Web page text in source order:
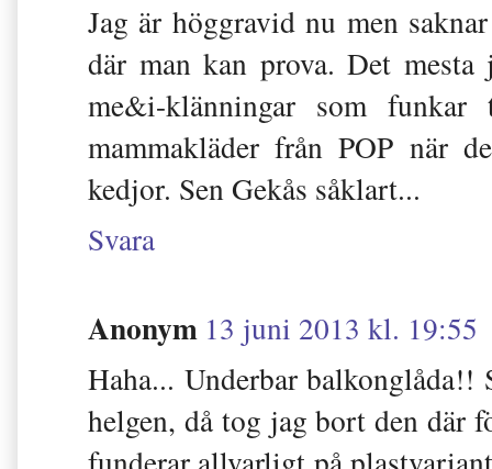
Jag är höggravid nu men
där man kan prova. Det
me&i-klänningar som
mammakläder från POP när
kedjor. Sen Gekås såklart...
Svara
Anonym 13 juni 2013 kl. 19:55
Haha... Underbar
helgen, då tog jag bort den där